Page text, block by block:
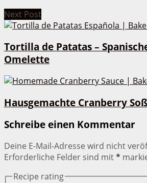
Next Post
Tortilla de Patatas –
Omelette
Hausgemachte Cranberry
Schreibe einen Kommentar
Deine E-Mail-Adresse wird nicht
Erforderliche Felder sind mit*
Recipe rating